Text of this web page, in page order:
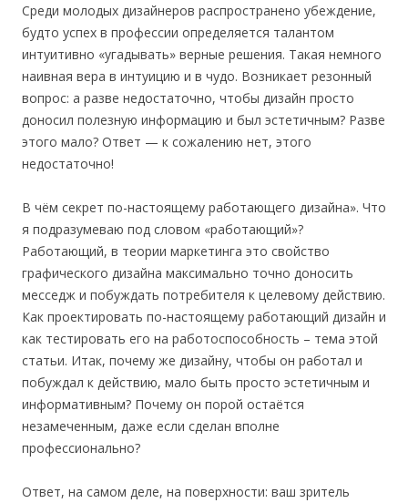
Среди молодых дизайнеров распространено убеждение,
будто успех в профессии определяется талантом
интуитивно «угадывать» верные решения. Такая немного
наивная вера в интуицию и в чудо. Возникает резонный
вопрос: а разве недостаточно, чтобы дизайн просто
доносил полезную информацию и был эстетичным? Разве
этого мало? Ответ — к сожалению нет, этого
недостаточно!
В чём секрет по-настоящему работающего дизайна». Что
я подразумеваю под словом «работающий»?
Работающий, в теории маркетинга это свойство
графического дизайна максимально точно доносить
месседж и побуждать потребителя к целевому действию.
Как проектировать по-настоящему работающий дизайн и
как тестировать его на работоспособность – тема этой
статьи. Итак, почему же дизайну, чтобы он работал и
побуждал к действию, мало быть просто эстетичным и
информативным? Почему он порой остаётся
незамеченным, даже если сделан вполне
профессионально?
Ответ, на самом деле, на поверхности: ваш зритель